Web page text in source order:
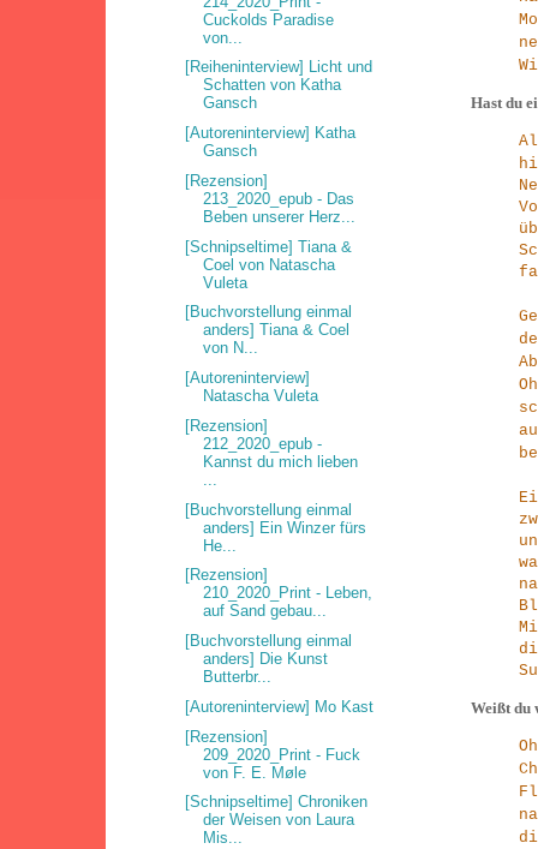
Hast du
Weißt du
Cuckolds Paradise
von...
[Reiheninterview] Licht und
Schatten von Katha
Gansch
[Autoreninterview] Katha
Gansch
[Rezension]
213_2020_epub - Das
Beben unserer Herz...
[Schnipseltime] Tiana &
Coel von Natascha
Vuleta
[Buchvorstellung einmal
anders] Tiana & Coel
von N...
[Autoreninterview]
Natascha Vuleta
[Rezension]
212_2020_epub -
Kannst du mich lieben
[Buchvorstellung einmal
anders] Ein Winzer fürs
He...
[Rezension]
210_2020_Print - Leben,
auf Sand gebau...
[Buchvorstellung einmal
anders] Die Kunst
Butterbr...
[Autoreninterview] Mo Kast
[Rezension]
209_2020_Print - Fuck
von F. E. Møle
[Schnipseltime] Chroniken
der Weisen von Laura
Mis...